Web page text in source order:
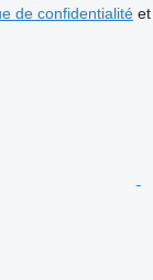
de confidentialitéet